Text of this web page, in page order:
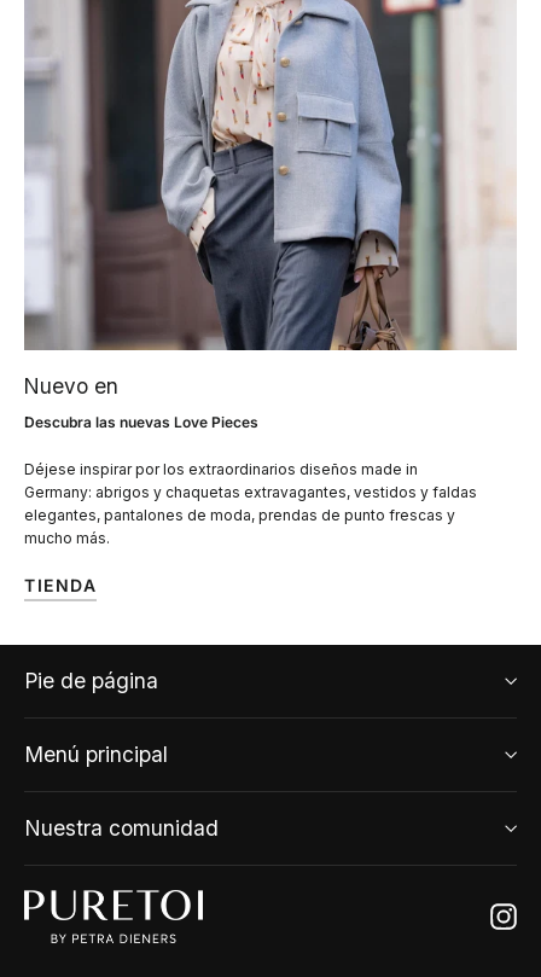
Nuevo en
Descubra las nuevas Love Pieces
Déjese inspirar por los extraordinarios diseños made in
Germany: abrigos y chaquetas extravagantes, vestidos y faldas
elegantes, pantalones de moda, prendas de punto frescas y
mucho más.
TIENDA
Pie de página
Menú principal
Nuestra comunidad